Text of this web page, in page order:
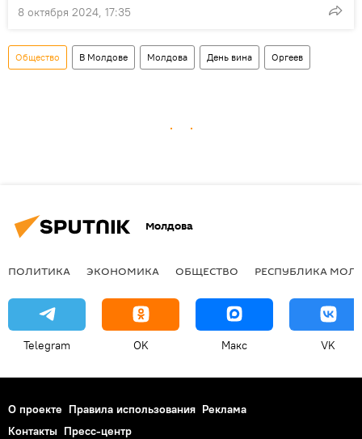
8 октября 2024, 17:35
Общество В Молдове Молдова День вина Оргеев
Молдова
ПОЛИТИКА ЭКОНОМИКА ОБЩЕСТВО РЕСПУБЛИКА
Telegram OK Макс VK
О проекте Правила использования Реклама
Контакты Пресс-центр